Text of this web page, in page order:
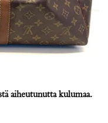
aiheutunutta kulumaa.